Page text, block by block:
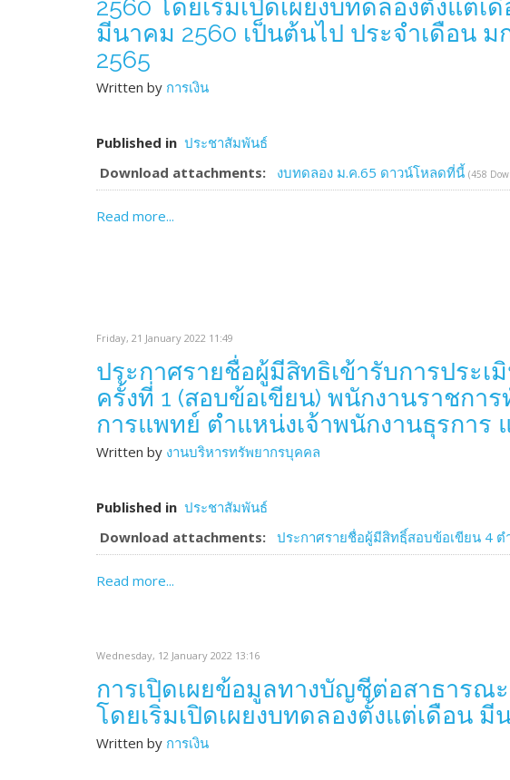
2560 โดยเริ่มเปิดเผยงบทดลองตั้งแต่เ
มีนาคม 2560 เป็นต้นไป ประจำเดือน ม
2565
Written by การเงิน
Published in ประชาสัมพันธ์
Download attachments:
งบทดลอง ม.ค.65 ดาวน์โหลดที่นี้ (458
Read more...
Friday, 21 January 2022 11:49
ประกาศรายชื่อผู้มีสิทธิเข้ารับการประ
ครั้งที่ 1 (สอบข้อเขียน) พนักงานราชก
การแพทย์ ตำแหน่งเจ้าพนักงานธุรการ
Written by งานบริหารทรัพยากรบุคคล
Published in ประชาสัมพันธ์
Download attachments: ประกาศรายชื่อผู้มีสิทธฺิ์สอบข้อเขียน 4 ต
Read more...
Wednesday, 12 January 2022 13:16
การเปิดเผยข้อมูลทางบัญชีต่อสาธารณ
โดยเริ่มเปิดเผยงบทดลองตั้งแต่เดือน
Written by การเงิน